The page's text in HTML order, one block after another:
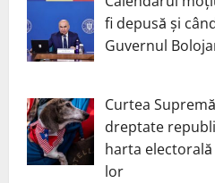
fi depusă și
Guvernul
Curtea
dreptate
harta
lor